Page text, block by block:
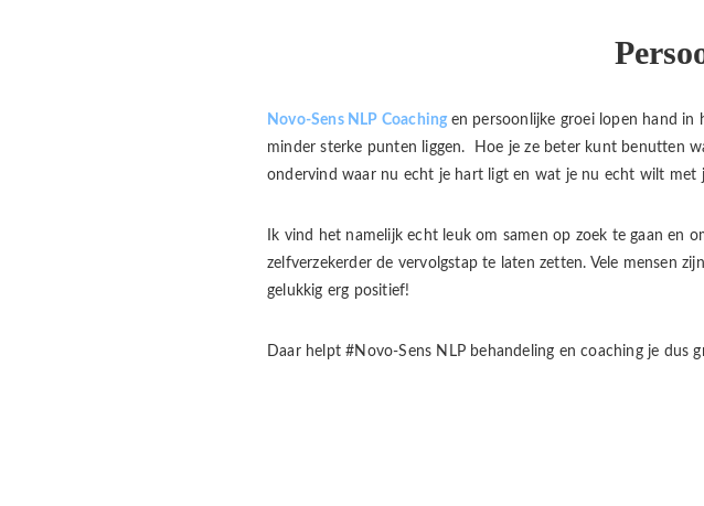
Novo-Sens NLP Coaching en persoonlijke groei lopen hand in
minder sterke punten liggen. Hoe je ze beter kunt benutten
ondervind waar nu echt je hart ligt en wat je nu echt wilt met
Ik vind het namelijk echt leuk om samen op zoek te gaan en
zelfverzekerder de vervolgstap te laten zetten. Vele mensen
gelukkig erg positief!
Daar helpt #Novo-Sens NLP behandeling en coaching je dus